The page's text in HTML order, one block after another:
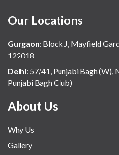
Our Locations
Gurgaon: Block J, Mayfield
122018
Delhi: 57/41, Punjabi Bagh (W),
Punjabi Bagh Club)
About Us
Why Us
Gallery